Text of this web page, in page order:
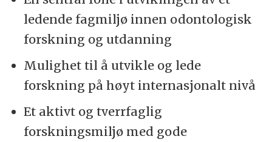
ledende fagmiljø innen odontologisk
forskning og utdanning
Mulighet til å utvikle og lede
forskning på høyt internasjonalt nivå
Et aktivt og tverrfaglig
forskningsmiljø med gode